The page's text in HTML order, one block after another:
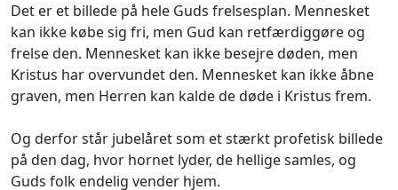
Det er et billede på hele Guds frelsesplan. Mennesket
kan ikke købe sig fri, men Gud kan retfærdiggøre og
frelse den. Mennesket kan ikke besejre døden, men
Kristus har overvundet den. Mennesket kan ikke åbne
graven, men Herren kan kalde de døde i Kristus frem.
Og derfor står jubelåret som et stærkt profetisk billede
på den dag, hvor hornet lyder, de hellige samles, og
Guds folk endelig vender hjem.